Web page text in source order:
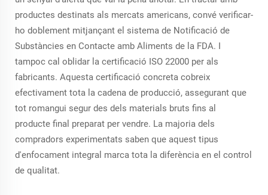
productes destinats als mercats americans, convé verificar-
ho doblement mitjançant el sistema de Notificació de
Substàncies en Contacte amb Aliments de la FDA. I
tampoc cal oblidar la certificació ISO 22000 per als
fabricants. Aquesta certificació concreta cobreix
efectivament tota la cadena de producció, assegurant que
tot romangui segur des dels materials bruts fins al
producte final preparat per vendre. La majoria dels
compradors experimentats saben que aquest tipus
d'enfocament integral marca tota la diferència en el control
de qualitat.